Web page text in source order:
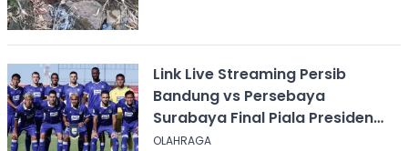
Link Live Streaming Persib
Bandung vs Persebaya
Surabaya Final Piala Presiden
2026, Kick-off Pukul 20.00 WIB
OLAHRAGA